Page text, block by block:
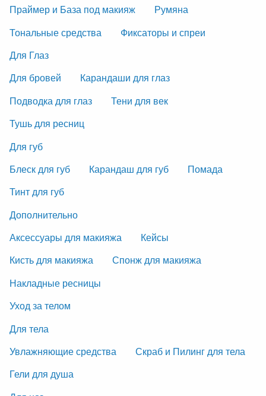
Праймер и База под макияж
Румяна
Тональные средства
Фиксаторы и спреи
Для Глаз
Для бровей
Карандаши для глаз
Подводка для глаз
Тени для век
Тушь для ресниц
Для губ
Блеск для губ
Карандаш для губ
Помада
Тинт для губ
Дополнительно
Аксессуары для макияжа
Кейсы
Кисть для макияжа
Спонж для макияжа
Накладные ресницы
Уход за телом
Для тела
Увлажняющие средства
Скраб и Пилинг для тела
Гели для душа